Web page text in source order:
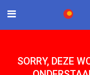
SORRY, DEZE